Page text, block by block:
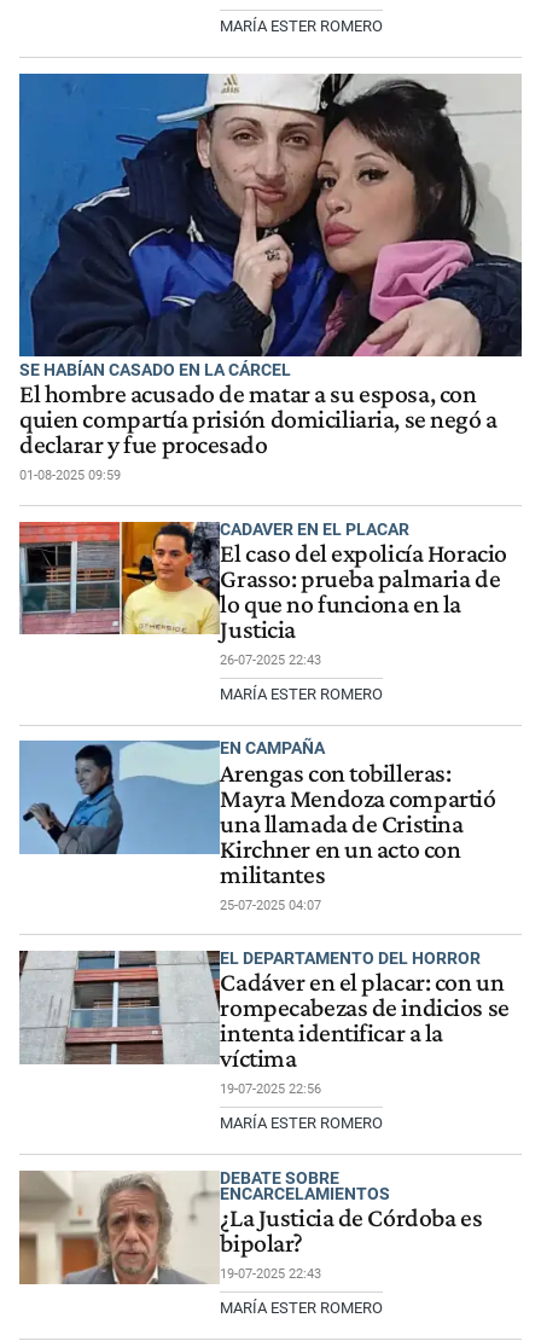
MARÍA ESTER ROMERO
SE HABÍAN CASADO EN LA CÁRCEL
El hombre acusado de matar a su esposa, con
quien compartía prisión domiciliaria, se negó a
declarar y fue procesado
01-08-2025 09:59
CADAVER EN EL PLACAR
El caso del expolicía Horacio
Grasso: prueba palmaria de
lo que no funciona en la
Justicia
26-07-2025 22:43
MARÍA ESTER ROMERO
EN CAMPAÑA
Arengas con tobilleras:
Mayra Mendoza compartió
una llamada de Cristina
Kirchner en un acto con
militantes
25-07-2025 04:07
EL DEPARTAMENTO DEL HORROR
Cadáver en el placar: con un
rompecabezas de indicios se
intenta identificar a la
víctima
19-07-2025 22:56
MARÍA ESTER ROMERO
DEBATE SOBRE
ENCARCELAMIENTOS
¿La Justicia de Córdoba es
bipolar?
19-07-2025 22:43
MARÍA ESTER ROMERO